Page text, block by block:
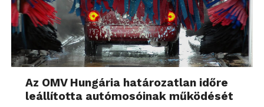
Az OMV Hungária határozatlan időre
leállította autómosóinak működését